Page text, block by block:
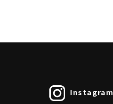
Instagram